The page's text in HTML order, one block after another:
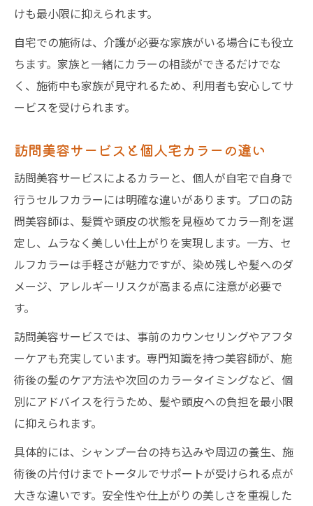
個人宅訪問美容のヘアケアサポート活用法
けも最小限に抑えられます。
自宅での施術は、介護が必要な家族がいる場合にも役立
ちます。家族と一緒にカラーの相談ができるだけでな
く、施術中も家族が見守れるため、利用者も安心してサ
ービスを受けられます。
訪問美容サービスと個人宅カラーの違い
訪問美容サービスによるカラーと、個人が自宅で自身で
行うセルフカラーには明確な違いがあります。プロの訪
問美容師は、髪質や頭皮の状態を見極めてカラー剤を選
定し、ムラなく美しい仕上がりを実現します。一方、セ
ルフカラーは手軽さが魅力ですが、染め残しや髪へのダ
メージ、アレルギーリスクが高まる点に注意が必要で
す。
訪問美容サービスでは、事前のカウンセリングやアフタ
ーケアも充実しています。専門知識を持つ美容師が、施
術後の髪のケア方法や次回のカラータイミングなど、個
別にアドバイスを行うため、髪や頭皮への負担を最小限
に抑えられます。
具体的には、シャンプー台の持ち込みや周辺の養生、施
術後の片付けまでトータルでサポートが受けられる点が
大きな違いです。安全性や仕上がりの美しさを重視した